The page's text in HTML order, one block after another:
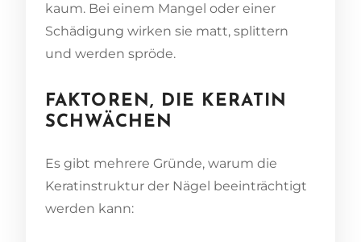
kaum. Bei einem Mangel oder einer
Schädigung wirken sie matt, splittern
und werden spröde.
FAKTOREN, DIE KERATIN
SCHWÄCHEN
Es gibt mehrere Gründe, warum die
Keratinstruktur der Nägel beeinträchtigt
werden kann: